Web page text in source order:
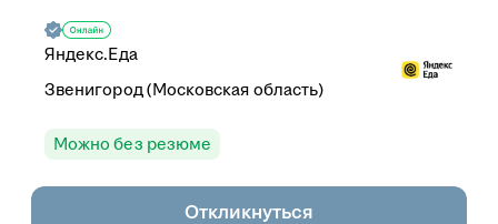
Яндекс.Еда
Звенигород (Московская область)
Можно без резюме
Откликнуться